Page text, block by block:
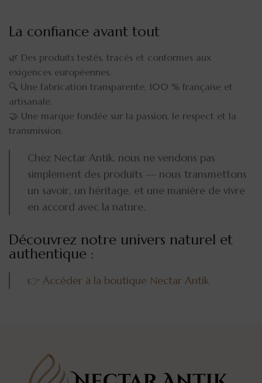
La confiance avant tout
🌿 Des produits testés, tracés et conformes aux
exigences européennes.
🔍 Une fabrication transparente, 100 % française et
artisanale.
🤝 Une marque fondée sur la passion, le respect et la
transmission.
Chez Nectar Antik, nous ne vendons pas
simplement des produits — nous transmettons
un savoir, un héritage, et une manière de vivre
en accord avec la nature.
Découvrez notre univers naturel et
authentique :
👉 Accéder à la boutique Nectar Antik